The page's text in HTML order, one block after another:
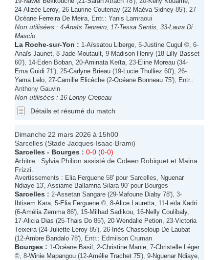
24-Alizée Leroy, 26- Laurine Coutenay (22-Maéva Sidney 85'), 27-
Océane Ferreira De Meira , Entr.: Yanis Lamraoui
Non utilisées : 4-Anaïs Tenreiro , 17-Tessa Sentis , 33-Laura Di
Mascio
La Roche-sur-Yon : 1-Aïssatou Liberge , 5-Justine Cugul ©, 6-
Anaïs Jaunet , 8-Jade Moutault , 9-Madison Henry (18- Lilly Basset
60'), 14-Eden Boban , 20-Aminata Keïta , 23-Eline Moreau (34-
Ema Guidi 71'), 25-Carlyne Brieau (19- Lucie Thulliez 60'), 26-
Yama Lelo , 27-Camille Elicèche (2-Océane Bonneau 75'), Entr.:
Anthony Gauvin
Non utilisées : 16-Lonny Crepeau
Détails et résumé du match
Dimanche 22 mars 2026 à 15h00
Sarcelles (Stade Jacques-Isaac-Brami)
Sarcelles - Bourges : 0-0 (0-0)
Arbitre : Sylvia Philion assisté de Coleen Robiquet et Maina
Frizzi.
Avertissements : Elia Ferguene 58' pour Sarcelles,
Nguenar
Ndiaye 13', Assiame Ballamna Silara 90' pour Bourges
Sarcelles : 2-Assetan Sangare (29-Mafoune Diaby 78'), 3-
Ibtisem Kara , 5-Elia Ferguene ©, 8-Alice Lauretta , 11- Leïla Kadri
(6-Amélia Zemma 86'), 15-Milhad Sadikou , 16-Nelly Coulibaly,
17-Alicia Dias (25-Thais Do 85'), 20-Wendalie Petion , 23-Victoria
Teixeira (24-Juliette Leroy 85'), 26- Inès Chasseloup De Laubat
(12-Ambre Bandalo 78'), Entr.: Edmilson Cruman
Bourges : 1-Océane Basil , 2-Christine Manie , 7-Christelle Léger
©, 8-Winie Mapangou (12-Amélie Trachet 75'), 9-Nguenar Ndiaye